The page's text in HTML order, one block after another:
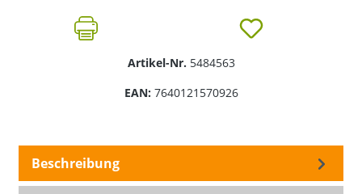
Artikel-Nr. 5484563
EAN: 7640121570926
Beschreibung